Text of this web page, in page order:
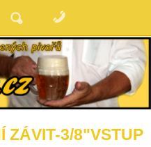
ZÁVIT-3/8"VSTUP